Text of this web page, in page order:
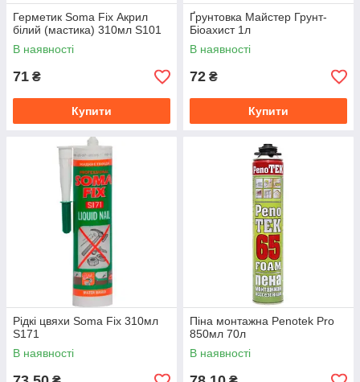
Герметик Soma Fix Акрил
білий (мастика) 310мл S101
В наявності
71 ₴
Купити
Ґрунтовка Майстер Грунт-
Біоахист 1л
В наявності
72 ₴
Купити
Рідкі цвяхи Soma Fix 310мл
S171
В наявності
Піна монтажна Penotek Pro
850мл 70л
В наявності